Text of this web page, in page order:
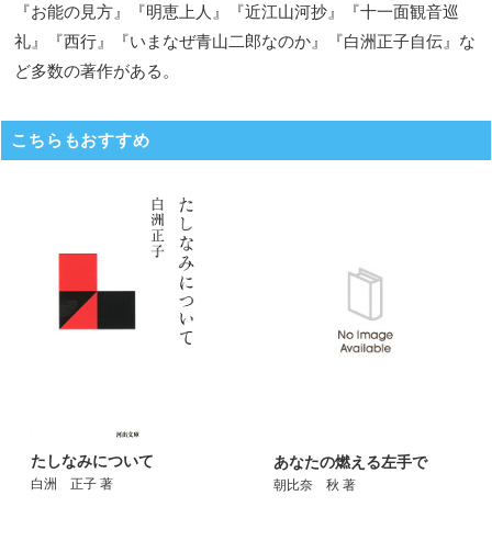
『お能の見方』『明恵上人』『近江山河抄』『十一面観音巡
礼』『西行』『いまなぜ青山二郎なのか』『白洲正子自伝』な
ど多数の著作がある。
こちらもおすすめ
たしなみについて
白洲 正子 著
あなたの燃える左手で
朝比奈 秋 著